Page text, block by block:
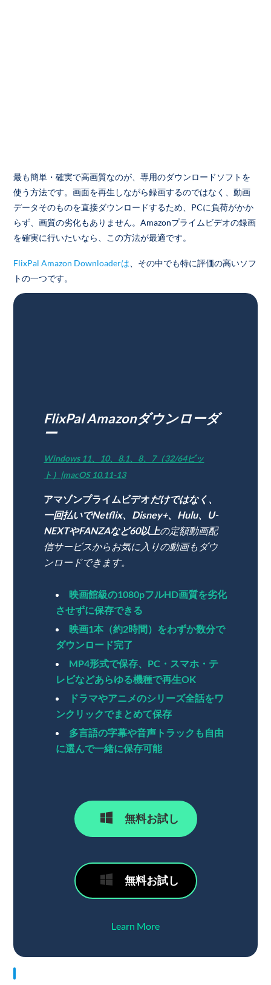
最も簡単・確実で高画質なのが、専用のダウンロードソフトを
使う方法です。画面を再生しながら録画するのではなく、動画
データそのものを直接ダウンロードするため、PCに負荷がかか
らず、画質の劣化もありません。Amazonプライムビデオの録画
を確実に行いたいなら、この方法が最適です。
FlixPal Amazon Downloaderは 、その中でも特に評価の高いソフ
トの一つです。
FlixPal Amazonダウンローダ
ー
Windows 11、10、8.1、8、7（32/64ビッ
ト）|macOS 10.11-13
アマゾンプライムビデオ だけではなく、
一回払いでNetflix、Disney+、Hulu、U-
NEXTやFANZAなど60以上の定額動画配
信サービスからお気に入りの動画もダウ
ンロードできます。
映画館級の1080pフルHD画質を劣化
させずに保存できる
映画1本（約2時間）をわずか数分で
ダウンロード完了
MP4形式で保存、PC・スマホ・テ
レビなどあらゆる機種で再生OK
ドラマやアニメのシリーズ全話をワ
ンクリックでまとめて保存
多言語の字幕や音声トラックも自由
に選んで一緒に保存可能
無料お試し
無料お試し
Learn More